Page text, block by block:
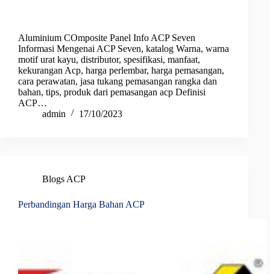
Aluminium COmposite Panel Info ACP Seven
Informasi Mengenai ACP Seven, katalog Warna, warna
motif urat kayu, distributor, spesifikasi, manfaat,
kekurangan Acp, harga perlembar, harga pemasangan,
cara perawatan, jasa tukang pemasangan rangka dan
bahan, tips, produk dari pemasangan acp Definisi
ACP…
admin
17/10/2023
Blogs ACP
Perbandingan Harga Bahan ACP